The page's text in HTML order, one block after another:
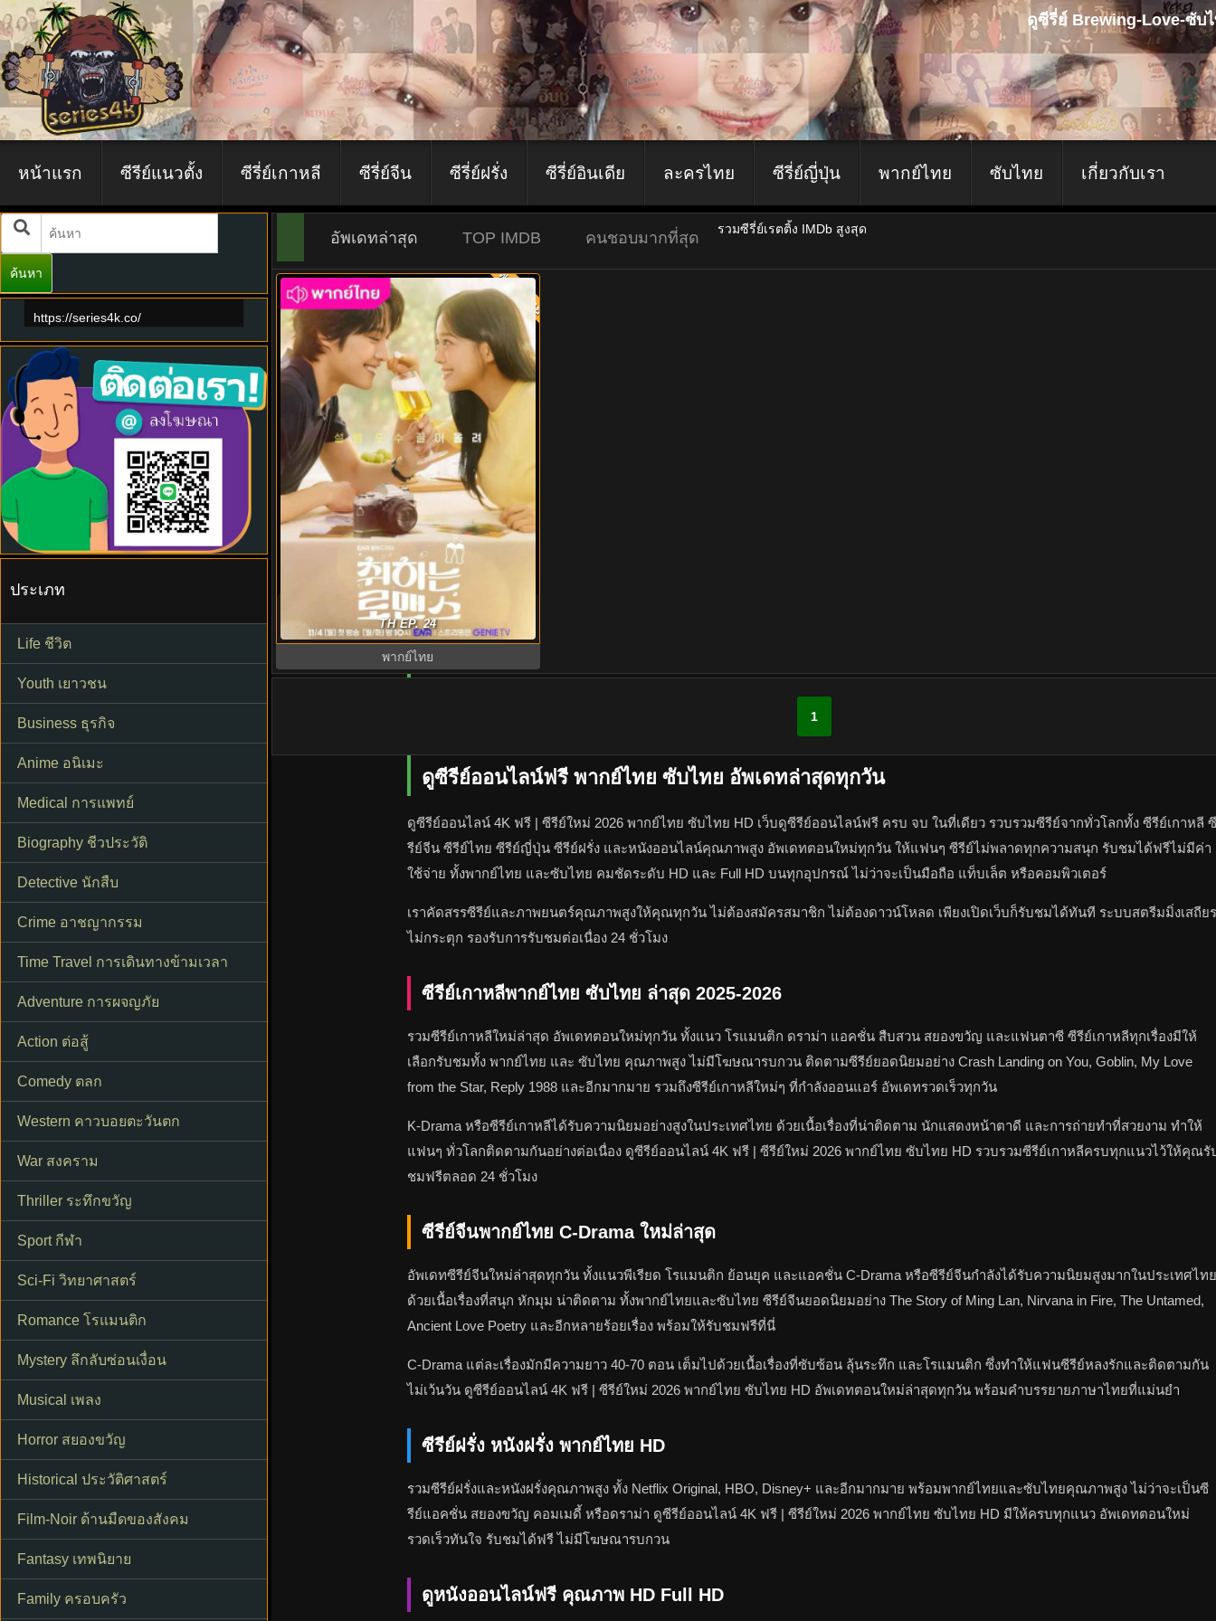
ดูซีรี่ย์ Brewing-Love-ซับ
หน้าแรก ซีรีย์แนวตั้ง ซีรี่ย์เกาหลี ซีรี่ย์จีน ซีรี่ย์ฝรั่ง ซีรี่ย์อินเดีย ละครไทย ซีรี่ย์ญี่ปุ่น พากย์ไทย ซับไทย เกี่ยวกับเรา
ค้นหา
https://series4k.co/
ประเภท
Life ชีวิต
Youth เยาวชน
Business ธุรกิจ
Anime อนิเมะ
Medical การแพทย์
Biography ชีวประวัติ
Detective นักสืบ
Crime อาชญากรรม
Time Travel การเดินทางข้ามเวลา
Adventure การผจญภัย
Action ต่อสู้
Comedy ตลก
Western คาวบอยตะวันตก
War สงคราม
Thriller ระทึกขวัญ
Sport กีฬา
Sci-Fi วิทยาศาสตร์
Romance โรแมนติก
Mystery ลึกลับซ่อนเงื่อน
Musical เพลง
Horror สยองขวัญ
Historical ประวัติศาสตร์
Film-Noir ด้านมืดของสังคม
Fantasy เทพนิยาย
Family ครอบครัว
อัพเดทล่าสุด TOP IMDB คนชอบมากที่สุด รวมซีรี่ย์เรตติ้ง IMDb สูงสุด
กลั่นรักอุ่นหัวใจ (2024) Brewing Love
พากย์ไทย EP.1-12 (จบ)
7.0 พากย์ไทย
TH EP. 24
พากย์ไทย
1
ดูซีรีย์ออนไลน์ฟรี พากย์ไทย ซับไทย อัพเดทล่าสุดทุกวัน
ดูซีรีย์ออนไลน์ 4K ฟรี | ซีรีย์ใหม่ 2026 พากย์ไทย ซับไทย HD เว็บดูซีรีย์ออนไลน์ฟรี ครบ จบ ในที่เดียว รวบรวมซีรีย์จากทั่วโลกทั้ง ซีรีย์เกาหลี ซี
รีย์จีน ซีรีย์ไทย ซีรีย์ญี่ปุ่น ซีรีย์ฝรั่ง และหนังออนไลน์คุณภาพสูง อัพเดทตอนใหม่ทุกวัน ให้แฟนๆ ซีรีย์ไม่พลาดทุกความสนุก รับชมได้ฟรีไม่มีค่า
ใช้จ่าย ทั้งพากย์ไทย และซับไทย คมชัดระดับ HD และ Full HD บนทุกอุปกรณ์ ไม่ว่าจะเป็นมือถือ แท็บเล็ต หรือคอมพิวเตอร์
เราคัดสรรซีรีย์และภาพยนตร์คุณภาพสูงให้คุณทุกวัน ไม่ต้องสมัครสมาชิก ไม่ต้องดาวน์โหลด เพียงเปิดเว็บก็รับชมได้ทันที ระบบสตรีมมิ่งเสถียร
ไม่กระตุก รองรับการรับชมต่อเนื่อง 24 ชั่วโมง
ซีรีย์เกาหลีพากย์ไทย ซับไทย ล่าสุด 2025-2026
รวมซีรีย์เกาหลีใหม่ล่าสุด อัพเดทตอนใหม่ทุกวัน ทั้งแนว โรแมนติก ดราม่า แอคชั่น สืบสวน สยองขวัญ และแฟนตาซี ซีรีย์เกาหลีทุกเรื่องมีให้
เลือกรับชมทั้ง พากย์ไทย และ ซับไทย คุณภาพสูง ไม่มีโฆษณารบกวน ติดตามซีรีย์ยอดนิยมอย่าง Crash Landing on You, Goblin, My Love
from the Star, Reply 1988 และอีกมากมาย รวมถึงซีรีย์เกาหลีใหม่ๆ ที่กำลังออนแอร์ อัพเดทรวดเร็วทุกวัน
K-Drama หรือซีรีย์เกาหลีได้รับความนิยมอย่างสูงในประเทศไทย ด้วยเนื้อเรื่องที่น่าติดตาม นักแสดงหน้าตาดี และการถ่ายทำที่สวยงาม ทำให้
แฟนๆ ทั่วโลกติดตามกันอย่างต่อเนื่อง ดูซีรีย์ออนไลน์ 4K ฟรี | ซีรีย์ใหม่ 2026 พากย์ไทย ซับไทย HD รวบรวมซีรีย์เกาหลีครบทุกแนวไว้ให้คุณรั
ชมฟรีตลอด 24 ชั่วโมง
ซีรีย์จีนพากย์ไทย C-Drama ใหม่ล่าสุด
อัพเดทซีรีย์จีนใหม่ล่าสุดทุกวัน ทั้งแนวพีเรียด โรแมนติก ย้อนยุค และแอคชั่น C-Drama หรือซีรีย์จีนกำลังได้รับความนิยมสูงมากในประเทศไทย
ด้วยเนื้อเรื่องที่สนุก หักมุม น่าติดตาม ทั้งพากย์ไทยและซับไทย ซีรีย์จีนยอดนิยมอย่าง The Story of Ming Lan, Nirvana in Fire, The Untamed,
Ancient Love Poetry และอีกหลายร้อยเรื่อง พร้อมให้รับชมฟรีที่นี่
C-Drama แต่ละเรื่องมักมีความยาว 40-70 ตอน เต็มไปด้วยเนื้อเรื่องที่ซับซ้อน ลุ้นระทึก และโรแมนติก ซึ่งทำให้แฟนซีรีย์หลงรักและติดตามกัน
ไม่เว้นวัน ดูซีรีย์ออนไลน์ 4K ฟรี | ซีรีย์ใหม่ 2026 พากย์ไทย ซับไทย HD อัพเดทตอนใหม่ล่าสุดทุกวัน พร้อมคำบรรยายภาษาไทยที่แม่นยำ
ซีรีย์ฝรั่ง หนังฝรั่ง พากย์ไทย HD
รวมซีรีย์ฝรั่งและหนังฝรั่งคุณภาพสูง ทั้ง Netflix Original, HBO, Disney+ และอีกมากมาย พร้อมพากย์ไทยและซับไทยคุณภาพสูง ไม่ว่าจะเป็นซี
รีย์แอคชั่น สยองขวัญ คอมเมดี้ หรือดราม่า ดูซีรีย์ออนไลน์ 4K ฟรี | ซีรีย์ใหม่ 2026 พากย์ไทย ซับไทย HD มีให้ครบทุกแนว อัพเดทตอนใหม่
รวดเร็วทันใจ รับชมได้ฟรี ไม่มีโฆษณารบกวน
ดูหนังออนไลน์ฟรี คุณภาพ HD Full HD